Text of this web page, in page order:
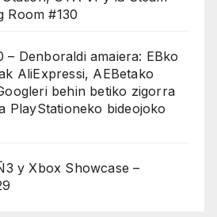
Room #130
– Denboraldi amaiera: EBko
AliExpressi, AEBetako
behin betiko zigorra
PlayStationeko bideojoko
y Xbox Showcase –